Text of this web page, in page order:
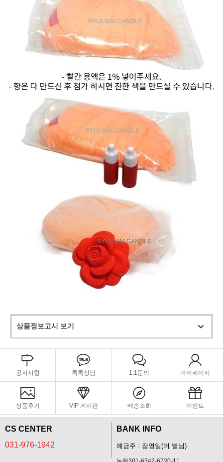
상품정보고시 보기
공지사항 톡톡상담 1:1문의 마이페이지
상품후기 VIP 게시판 배송조회 이벤트
CS CENTER
031-976-1942
BANK INFO
예금주 : 장영일(더 별님)